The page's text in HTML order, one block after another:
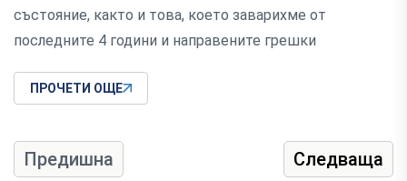
състояние, както и това, което заварихме от
последните 4 години и направените грешки
ПРОЧЕТИ ОЩЕ
Предишна Следваща